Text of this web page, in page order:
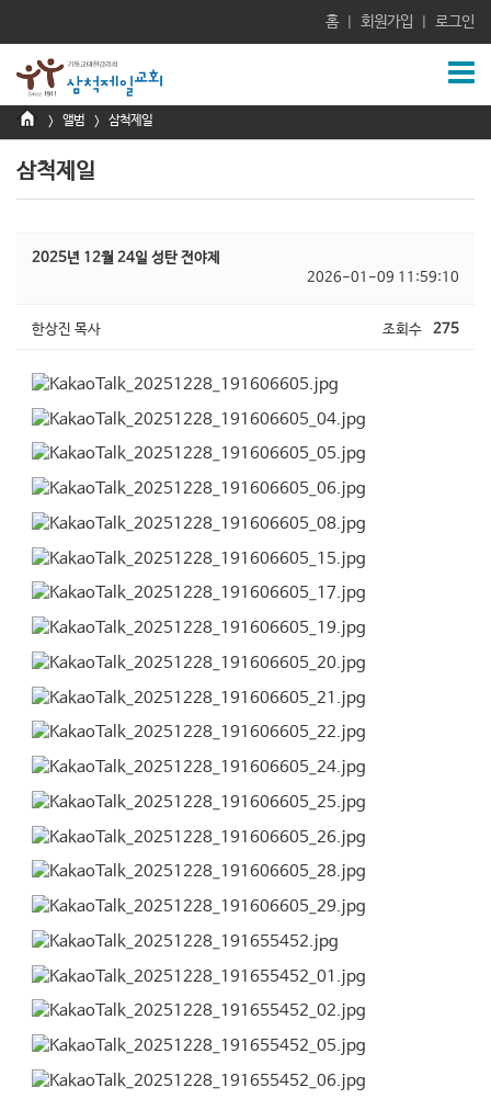
홈 회원가입 로그인
> 앨범 > 삼척제일
삼척제일
2025년 12월 24일 성탄 전야제
2026-01-09 11:59:10
한상진 목사 조회수 275